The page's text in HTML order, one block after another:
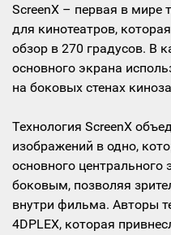
ScreenX – первая в мире
для кинотеатров,
обзор в 270 градусов. В
основного экрана
на боковых стенах
Технология ScreenX
изображений в одно,
основного
боковым, позволяя
внутри фильма. Авторы
4DPLEX, которая